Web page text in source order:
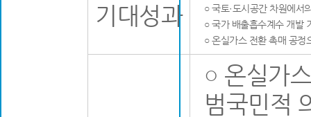
기대성과
○ 국토·도시공간 차원에서
○ 국가 배출흡수계수 개발
○ 온실가스 전환 촉매 공정
○ 온실가
범국민적